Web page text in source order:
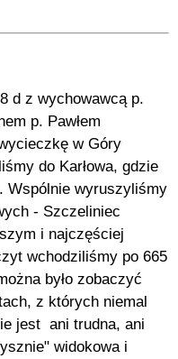
d z wychowawcą p.
p. Pawłem
w Góry
do Karłowa, gdzie
Wspólnie wyruszyliśmy
- Szczeliniec
i najczęściej
wchodziliśmy po 665
było zobaczyć
z których niemal
jest ani trudna, ani
widokowa i